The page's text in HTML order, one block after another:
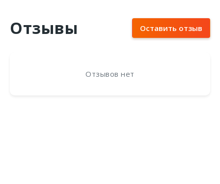
Отзывы Оставить отзыв
Отзывов нет